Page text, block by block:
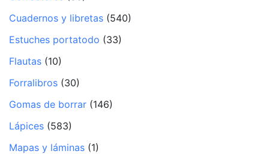
Cuadernos y libretas (540)
Estuches portatodo (33)
Flautas (10)
Forralibros (30)
Gomas de borrar (146)
Lápices (583)
Mapas y láminas (1)